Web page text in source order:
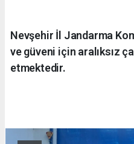
Nevşehir İl Jandarma
ve güveni için aralıksız
etmektedir.